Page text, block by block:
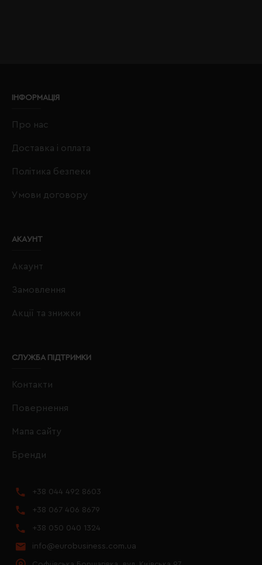
ІНФОРМАЦІЯ
Про нас
Доставка і оплата
Політика безпеки
Умови договору
АКАУНТ
Акаунт
Замовлення
Акції та знижки
СЛУЖБА ПІДТРИМКИ
Контакти
Повернення
Мапа сайту
Бренди
+38 044 492 8603
+38 067 406 8679
+38 050 040 1324
info@eurobusiness.com.ua